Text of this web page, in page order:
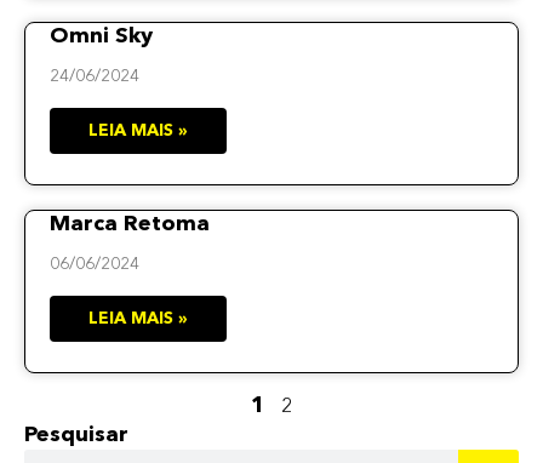
Omni Sky
24/06/2024
LEIA MAIS »
Marca Retoma
06/06/2024
LEIA MAIS »
1 2
Pesquisar